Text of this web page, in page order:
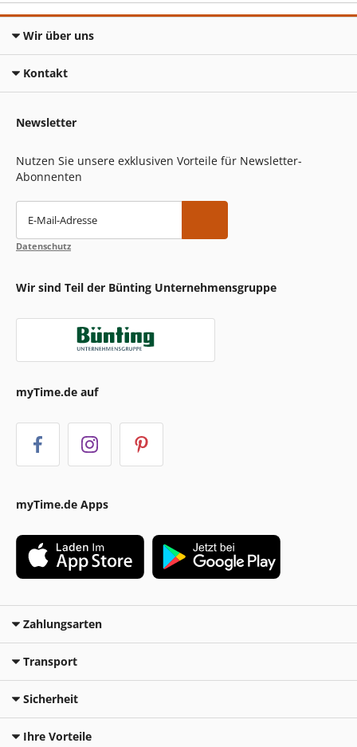
Wir über uns
Kontakt
Newsletter
Nutzen Sie unsere exklusiven Vorteile für Newsletter-
Abonnenten
E-Mail-Adresse
Datenschutz
Wir sind Teil der Bünting Unternehmensgruppe
myTime.de auf
myTime.de Apps
Zahlungsarten
Transport
Sicherheit
Ihre Vorteile